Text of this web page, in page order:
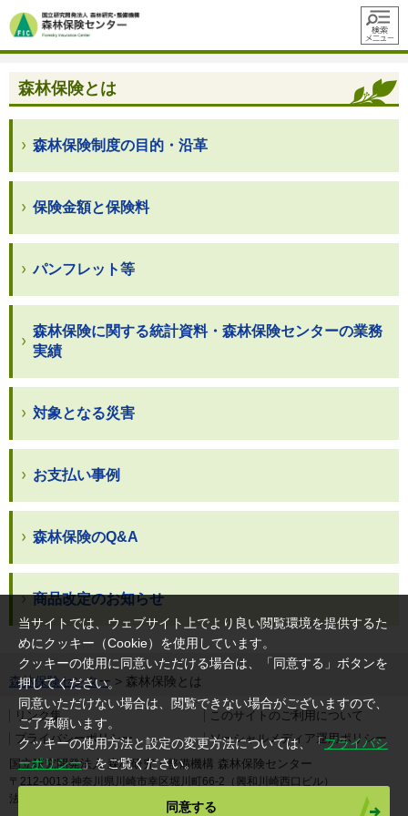
メニュ
ー
森林保険とは
森林保険制度の目的・沿革
保険金額と保険料
パンフレット等
森林保険に関する統計資料・森林保険センターの業務
実績
対象となる災害
お支払い事例
森林保険のQ&A
商品改定のお知らせ
森林保険センター > 森林保険とは
リンク集
このサイトのご利用について
プライバシーポリシー
ソーシャルメディア運用ポリシー
国立研究開発法人 森林研究・整備機構 森林保険センター
〒212-0013 神奈川県川崎市幸区堀川町66-2（興和川崎西口ビル）
法人番号 4050005005317
当サイトでは、ウェブサイト上でより良い閲覧環境を提供するた
めにクッキー（Cookie）を使用しています。
クッキーの使用に同意いただける場合は、「同意する」ボタンを
押してください。
同意いただけない場合は、閲覧できない場合がございますので、
ご了承願います。
クッキーの使用方法と設定の変更方法については、「プライバシ
ーポリシー」をご覧ください。
同意する